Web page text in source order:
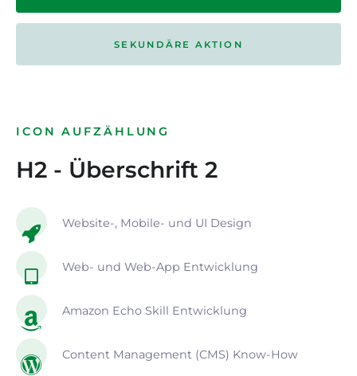
SEKUNDÄRE AKTION
ICON AUFZÄHLUNG
H2 - Überschrift 2
Website-, Mobile- und UI Design
Web- und Web-App Entwicklung
Amazon Echo Skill Entwicklung
Content Management (CMS) Know-How